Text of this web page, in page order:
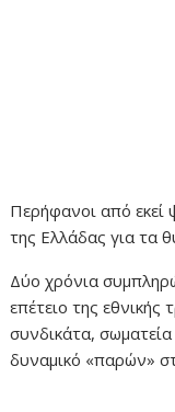
Περήφανοι από
της Ελλάδας για τα
Δύο χρόνια
επέτειο της
συνδικάτα,
δυναμικό «παρών»